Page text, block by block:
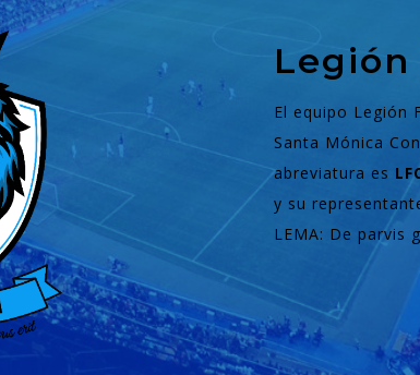
El equipo Legión
Santa Mónica
abreviatura es
y su
LEMA: De parvis